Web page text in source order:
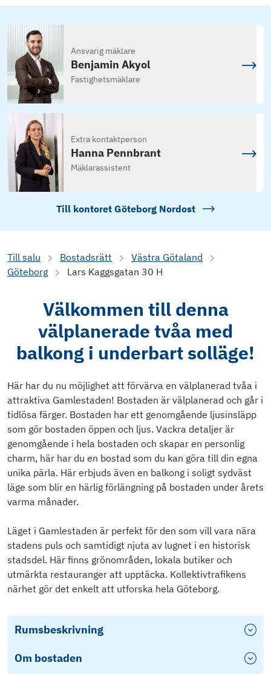
Ansvarig mäklare
Benjamin Akyol
Fastighetsmäklare
Extra kontaktperson
Hanna Pennbrant
Mäklarassistent
Till kontoret Göteborg Nordost
Till salu Bostadsrätt
Västra Götaland
Göteborg
Lars Kaggsgatan 30 H
Välkommen till denna
välplanerade tvåa med
balkong i underbart solläge!
Här har du nu möjlighet att förvärva en välplanerad tvåa i
attraktiva Gamlestaden! Bostaden är välplanerad och går i
tidlösa färger. Bostaden har ett genomgående ljusinsläpp
som gör bostaden öppen och ljus. Vackra detaljer är
genomgående i hela bostaden och skapar en personlig
charm, här har du en bostad som du kan göra till din egna
unika pärla. Här erbjuds även en balkong i soligt sydväst
läge som blir en härlig förlängning på bostaden under årets
varma månader.
Läget i Gamlestaden är perfekt för den som vill vara nära
stadens puls och samtidigt njuta av lugnet i en historisk
stadsdel. Här finns grönområden, lokala butiker och
utmärkta restauranger att upptäcka. Kollektivtrafikens
närhet gör det enkelt att utforska hela Göteborg.
Rumsbeskrivning
Om bostaden